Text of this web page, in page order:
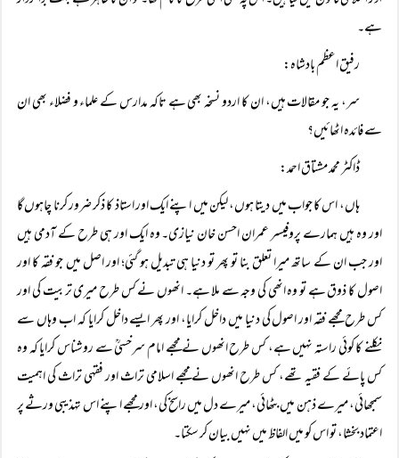
ہے۔
رفیق اعظم بادشاہ:
سر، یہ جو مقالات ہیں، ان کا اردو نسخہ بھی ہے تاکہ مدارس کے علماء و فضلاء بھی ان
سے فائدہ اٹھائیں؟
ڈاکٹر محمد مشتاق احمد:
ہاں، اس کا جواب میں دیتا ہوں، لیکن میں اپنے ایک اور استاذ کا ذکر ضرور کرنا چاہوں گا
اور وہ ہیں ہمارے پروفیسر عمران احسن خان نیازی۔ وہ ایک اور ہی طرح کے آدمی ہیں
اور جب ان کے ساتھ میرا تعلق بنا تو پھر تو دنیا ہی تبدیل ہو گئی؛ اور اصل میں جو فقہ کا اور
اصول کا ذوق ہے تو وہ انھی کی وجہ سے ملا ہے۔ انھوں نے کس طرح میری تربیت کی اور
کس طرح مجھے فقہ اور اصول کی دنیا میں داخل کرایا، اور پھر ایسے داخل کرایا کہ اب وہاں سے
نکلنے کا کوئی راستہ نہیں ہے، کس طرح انھوں نے مجھے امام سرخسیؒ سے روشناس کرایا کہ وہ
کس پائے کے فقیہ تھے، کس طرح انھوں نے مجھے اسلامی تراث اور فقہی تراث کی اہمیت
سمجھائی، میرے ذہن میں بٹھائی، میرے دل میں راسخ کی، اور مجھے اپنے اس تہذیبی ورثے پر
اعتماد بخشا، تو اس کو میں الفاظ میں نہیں بیان کر سکتا۔